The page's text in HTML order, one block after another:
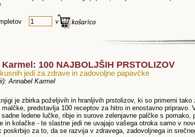
100 NAJBOLJŠIH PRSTOLIZOV
jedi za zdrave in zadovoljne papavčke
Annabel Karmel
je zbirka poželjivih in hranljivih prstolizov, ki so primerni tako
malčke, predstavlja 100 receptov za hitro in enostavno pripravo.
ledene lučke, ribje in surove zelenjavne palčke s pomako,
in kolačke - te slastne jedi ne uvajajo vašega otroka samo v
poskrbijo za to, da se razvija v zdravega, zadovoljnega in